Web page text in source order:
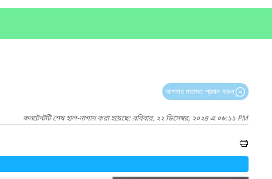
আপনার মতামত প্রদান করুন
কনটেন্টটি শেষ হাল-নাগাদ করা হয়েছে: রবিবার, ২২ ডিসেম্বর, ২০২৪ এ ০৬:১১ PM